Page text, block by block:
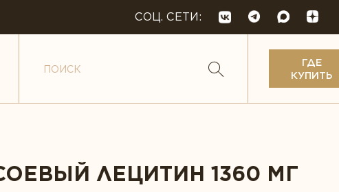
СОЦ. СЕТИ:
ГДЕ
КУПИТЬ
ЛЕЦИТИН 1360 МГ